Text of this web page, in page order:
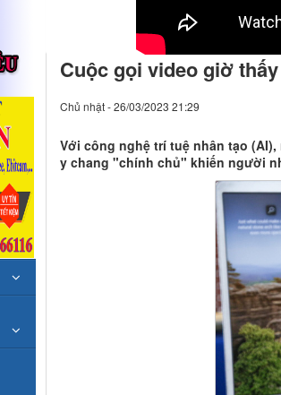
Cuộc gọi video giờ
Chủ nhật - 26/03/2023 21:29
Với công nghệ trí tuệ nhân tạo
y chang "chính chủ" khiến người